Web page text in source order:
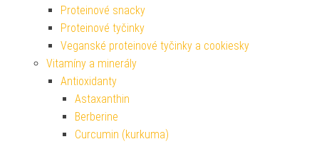
Proteinové snacky
Proteinové tyčinky
Veganské proteinové tyčinky a cookiesky
Vitamíny a minerály
Antioxidanty
Astaxanthin
Berberine
Curcumin (kurkuma)